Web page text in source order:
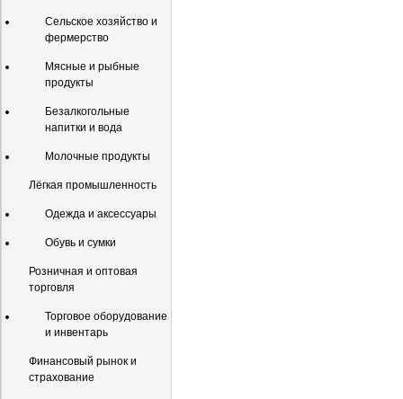
Сельское хозяйство и
фермерство
Мясные и рыбные
продукты
Безалкогольные
напитки и вода
Молочные продукты
Лёгкая промышленность
Одежда и аксессуары
Обувь и сумки
Розничная и оптовая
торговля
Торговое оборудование
и инвентарь
Финансовый рынок и
страхование